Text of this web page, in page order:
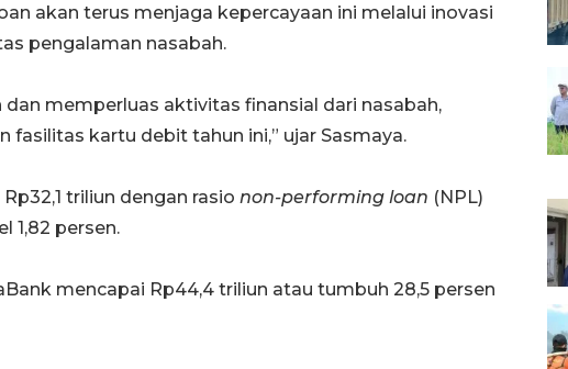
akan terus menjaga kepercayaan ini melalui inovasi
pengalaman nasabah.
memperluas aktivitas finansial dari nasabah,
fasilitas kartu debit tahun ini,” ujar Sasmaya.
triliun dengan rasio non-performing loan (NPL)
1,82 persen.
mencapai Rp44,4 triliun atau tumbuh 28,5 persen